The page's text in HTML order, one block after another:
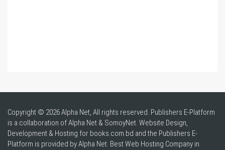
Copyright © 2026 Alpha Net, All rights reserved. Publishers E-Platform
is a collaboration of Alpha Net & SomoyNet. Website Design,
Development & Hosting for books.com.bd and the Publishers E-
Platform is provided by Alpha Net. BestWeb Hosting Company in